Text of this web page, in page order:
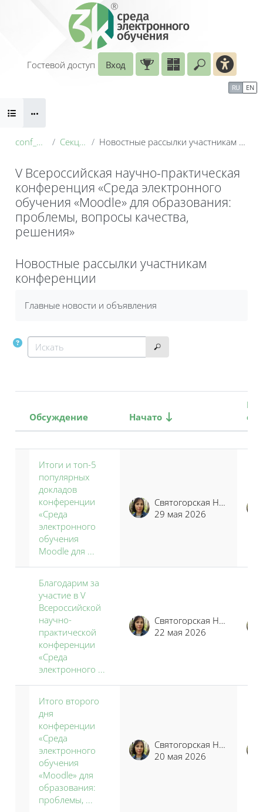
Перейти к основному содержанию
Введите
Гостевой доступ
Вход
RU EN
Блоки
conf_2026 Секция 1 Новостные рассылки участникам конференции
V Всероссийская научно-практическая
конференция «Среда электронного
обучения «Moodle» для образования:
проблемы, вопросы качества,
решения»
Новостные рассылки участникам
конференции
Главные новости и объявления
Искать
Искать
Статус
Обсуждение Начато
Итоги и топ-5
популярных
докладов
конференции
«Среда
электронного
обучения
Moodle для ...
Святогорская Наталья Владимировна
29 мая 2026
Благодарим за
участие в V
Всероссийской
научно-
практической
конференции
«Среда
электронного ...
Святогорская Наталья Владимировна
22 мая 2026
Итого второго
дня
конференции
«Среда
электронного
обучения
«Moodle» для
образования:
проблемы, ...
Святогорская Наталья Владимировна
20 мая 2026